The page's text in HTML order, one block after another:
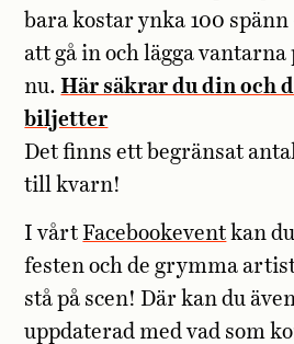
bara kostar ynka 100 spänn
att gå in och lägga
nu. Här säkrar du din och
biljetter
Det finns ett begränsat
till kvarn!
I vårtFacebookevent kan
festen och de grymma
stå på scen! Där kan du
uppdaterad med vad som